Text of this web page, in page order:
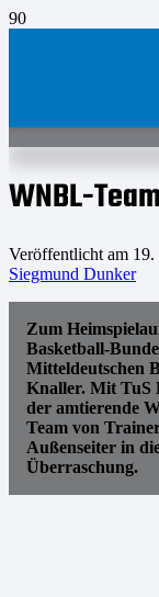
WNBL-
Veröffentlicht am 19.
Siegmund Dunker
Zum
Basketball-
Mitteldeutschen
Knaller. Mit TuS
der amtierende
Team von
Außenseiter in
Überraschung.